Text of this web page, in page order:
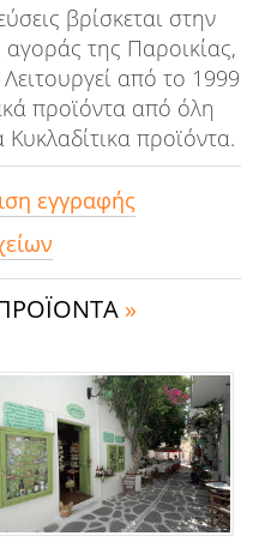
βρίσκεται στην
της Παροικίας,
από το 1999
προϊόντα από όλη
προϊόντα.
εγγραφής
»